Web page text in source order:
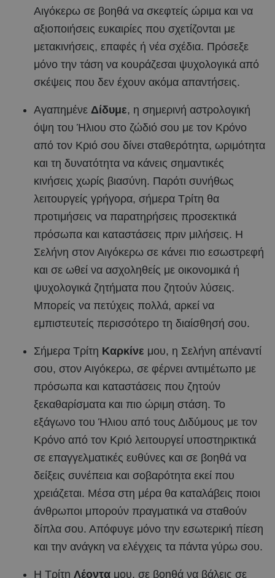
Αιγόκερω σε βοηθά να σκεφτείς ώριμα και να
αξιοποιήσεις ευκαιρίες που σχετίζονται με
μετακινήσεις, επαφές ή νέα σχέδια. Πρόσεξε
μόνο την τάση να κουράζεσαι ψυχολογικά από
σκέψεις που δεν έχουν ακόμα απαντήσεις.
Αγαπημένε Δίδυμε, η σημερινή αστρολογική
όψη του Ήλιου στο ζώδιό σου με τον Κρόνο
από τον Κριό σου δίνει σταθερότητα, ωριμότητα
και τη δυνατότητα να κάνεις σημαντικές
κινήσεις χωρίς βιασύνη. Παρότι συνήθως
λειτουργείς γρήγορα, σήμερα Τρίτη θα
προτιμήσεις να παρατηρήσεις προσεκτικά
πρόσωπα και καταστάσεις πριν μιλήσεις. Η
Σελήνη στον Αιγόκερω σε κάνει πιο εσωστρεφή
και σε ωθεί να ασχοληθείς με οικονομικά ή
ψυχολογικά ζητήματα που ζητούν λύσεις.
Μπορείς να πετύχεις πολλά, αρκεί να
εμπιστευτείς περισσότερο τη διαίσθησή σου.
Σήμερα Τρίτη Καρκίνε μου, η Σελήνη απέναντί
σου, στον Αιγόκερω, σε φέρνει αντιμέτωπο με
πρόσωπα και καταστάσεις που ζητούν
ξεκαθαρίσματα και πιο ώριμη στάση. Το
εξάγωνο του Ήλιου από τους Διδύμους με τον
Κρόνο από τον Κριό λειτουργεί υποστηρικτικά
σε επαγγελματικές ευθύνες και σε βοηθά να
δείξεις συνέπεια και σοβαρότητα εκεί που
χρειάζεται. Μέσα στη μέρα θα καταλάβεις ποιοι
άνθρωποι μπορούν πραγματικά να σταθούν
δίπλα σου. Απόφυγε μόνο την εσωτερική πίεση
και την ανάγκη να ελέγχεις τα πάντα γύρω σου.
Η Τρίτη Λέοντα μου, σε βοηθά να βάλεις σε